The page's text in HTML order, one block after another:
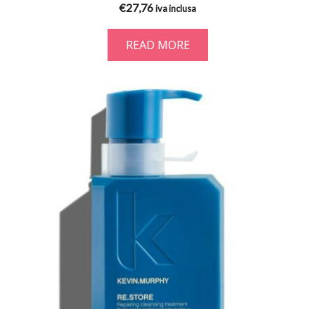
€27,76iva inclusa
READ MORE